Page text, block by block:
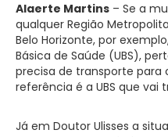
Alaerte Martins – Se a
qualquer Região
Belo Horizonte, por
Básica de Saúde (UBS),
precisa de transporte
referência é a UBS que vai
Já em Doutor Ulisses a